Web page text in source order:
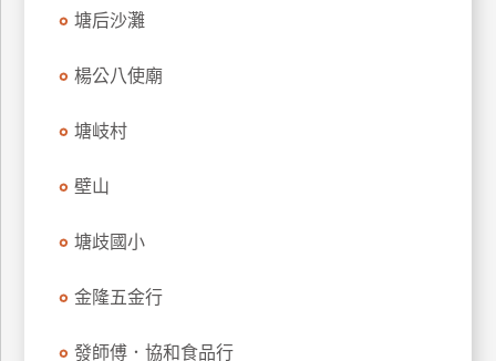
塘后沙灘
楊公八使廟
塘岐村
壁山
塘歧國小
金隆五金行
發師傅．協和食品行